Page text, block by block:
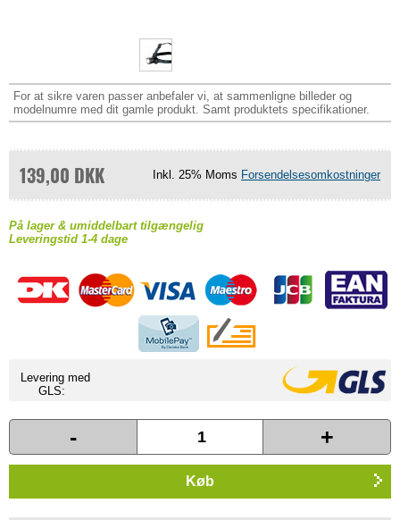
For at sikre varen passer anbefaler vi, at sammenligne billeder og
modelnumre med dit gamle produkt. Samt produktets specifikationer.
139,00 DKK Inkl. 25% Moms Forsendelsesomkostninger
På lager & umiddelbart tilgængelig
Leveringstid 1-4 dage
Levering med
GLS:
- +
Køb